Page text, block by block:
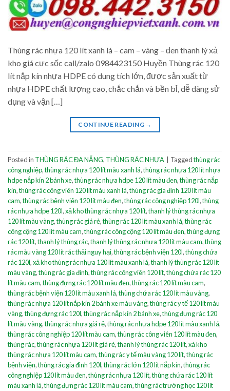
Thùng rác nhựa 120 lít xanh lá – cam – vàng – đen thanh lý xả
kho giá cực sốc call/zalo 0984423150 Huyền Thùng rác 120
lít nắp kín nhựa HDPE có dung tích lớn, được sản xuất từ
nhựa HDPE chất lượng cao, chắc chắn và bền bỉ, dễ dàng sử
dụng và vận […]
CONTINUE READING →
Posted in THÙNG RÁC ĐA NĂNG, THÙNG RÁC NHỰA Taggedthùng rác
công nghiệp,thùng rác nhựa 120 lít màu xanh lá,thùng rác nhựa 120 lít nhựa
hdpe nắp kín 2 bánh xe,thùng rác nhựa hdpe 120 lít màu đen,thùng rác nắp
kín,thùng rác công viên 120 lít màu xanh lá,thùng rác gia đình 120 lít màu
cam,thùng rác bệnh viện 120 lít màu đen,thùng rác công nghiệp 120l,thùng
rác nhựa hdpe 120l,xả kho thùng rác nhựa 120 lít,thanh lý thùng rác nhựa
120 lít màu vàng,thùng rác giá rẻ,thùng rác 120 lít màu xanh lá,thùng rác
công cộng 120 lít màu cam,thùng rác công cộng 120 lít màu đen,thùng đựng
rác 120 lít,thanh lý thùng rác,thanh lý thùng rác nhựa 120 lít màu cam,thùng
rác màu vàng 120 lít rác thải nguy hại,thùng rác bệnh viện 120l,thùng chứa
rác 120l,xả kho thùng rác nhựa 120 lít màu xanh lá,thanh lý thùng rác 120 lít
màu vàng,thùng rác gia đình,thùng rác công viên 120 lít,thùng chứa rác 120
lít màu cam,thùng đựng rác 120 lít màu đen,thùng rác 120 lít màu cam,
thùng rác bệnh viện 120 lít màu xanh lá,thùng chứa rác 120 lít màu vàng,
thùng rác nhựa 120 lít nắp kín 2 bánh xe màu vàng,thùng rác y tế 120 lít màu
vàng,thùng đựng rác 120l,thùng rác nắp kín 2 bánh xe,thùng đựng rác 120
lít màu vàng,thùng rác nhựa giá rẻ,thùng rác nhựa hdpe 120 lít màu xanh lá,
thùng rác công nghiệp 120 lít màu cam,thùng rác công viên 120 lít màu đen,
thùng rác,thùng rác nhựa 120 lít giá rẻ,thanh lý thùng rác 120 lít,xả kho
thùng rác nhựa 120 lít màu cam,thùng rác y tế màu vàng 120 lít,thùng rác
bệnh viện,thùng rác gia đình 120l,thùng rác lớn 120 lít nắp kín,thùng rác
công nghiệp 120 lít màu đen,thùng rác nhựa 120 lít,thùng chứa rác 120 lít
màu xanh lá,thùng đựng rác 120 lít màu cam,thùng rác trường học 120 lít